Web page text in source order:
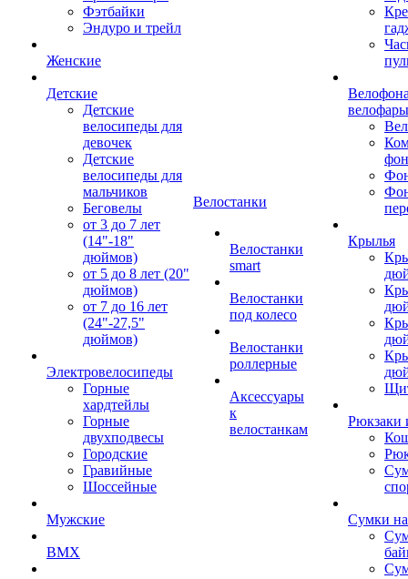
Фэтбайки
Эндуро и трейл
Женские
Детские
Детские
велосипеды для
девочек
Детские
велосипеды для
мальчиков
Беговелы
от 3 до 7 лет
(14"-18"
дюймов)
от 5 до 8 лет (20"
дюймов)
от 7 до 16 лет
(24"-27,5"
дюймов)
Электровелосипеды
Горные
хардтейлы
Горные
двухподвесы
Городские
Гравийные
Шоссейные
Мужские
BMX
Велостанки
Велостанки
smart
Велостанки
под колесо
Велостанки
роллерные
Аксессуары
к
велостанкам
велофары
Крылья
Рюкзаки
Сумки